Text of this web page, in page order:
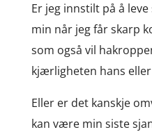
Er jeg innstilt på å
min når jeg får skarp
som også vil
kjærligheten hans
Eller er det kanskje
kan være min siste